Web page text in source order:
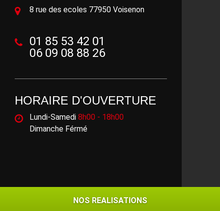
NOS REALISATIONS
NOS REALISATIONS
8 rue des ecoles 77950 Voisenon
01 85 53 42 01
06 09 08 88 26
HORAIRE D'OUVERTURE
Lundi-Samedi 8h00 - 18h00
Dimanche Férmé
©2018 - 2026 Tout droit réservé -Mentions légales